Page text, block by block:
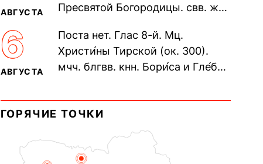
АВГУСТА
Пресвятой Богородицы. свв. жен
прп. Евпракси́и девы,...
6
АВГУСТА
Поста нет. Глас 8-й. Мц.
Христи́ны Тирской (ок. 300).
мчч. блгвв. кнн. Бори́са и Гле́ба,
Дави́да (1015). Прп....
ГОРЯЧИЕ ТОЧКИ